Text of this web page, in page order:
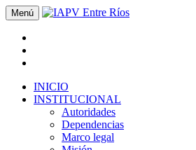
Menú
INICIO
INSTITUCIONAL
Autoridades
Dependencias
Marco legal